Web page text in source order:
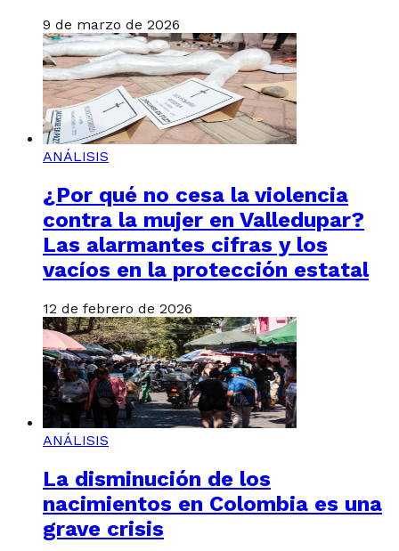
9 de marzo de 2026
ANÁLISIS
¿Por qué no cesa la violencia
contra la mujer en Valledupar?
Las alarmantes cifras y los
vacíos en la protección estatal
12 de febrero de 2026
ANÁLISIS
La disminución de los
nacimientos en Colombia es una
grave crisis